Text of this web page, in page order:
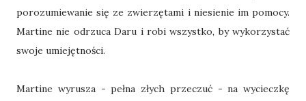
porozumiewanie się ze zwierzętami i niesienie im pomocy.
Martine nie odrzuca Daru i robi wszystko, by wykorzystać
swoje umiejętności.
Martine wyrusza - pełna złych przeczuć - na wycieczkę